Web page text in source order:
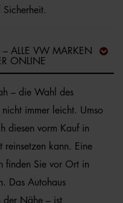
Sicherheit.
ALLE VW MARKEN
ONLINE
– die Wahl des
immer leicht. Umso
diesen vorm Kauf in
reinsetzen kann. Eine
finden Sie vor Ort in
Das Autohaus
der Nähe – ist